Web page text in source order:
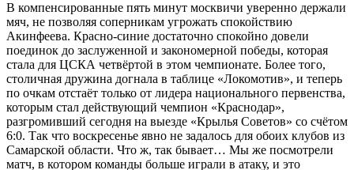
В компенсированные пять минут москвичи уверенно держали
мяч, не позволяя соперникам угрожать спокойствию
Акинфеева. Красно-синие достаточно спокойно довели
поединок до заслуженной и закономерной победы, которая
стала для ЦСКА четвёртой в этом чемпионате. Более того,
столичная дружина догнала в таблице «Локомотив», и теперь
по очкам отстаёт только от лидера национального первенства,
которым стал действующий чемпион «Краснодар»,
разгромивший сегодня на выезде «Крылья Советов» со счётом
6:0. Так что воскресенье явно не задалось для обоих клубов из
Самарской области. Что ж, так бывает… Мы же посмотрели
матч, в котором команды больше играли в атаку, и это